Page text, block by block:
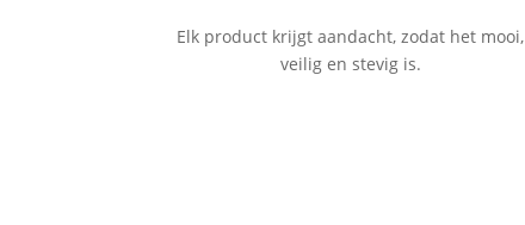
Elk product krijgt aandacht, zodat het mooi,
veilig en stevig is.